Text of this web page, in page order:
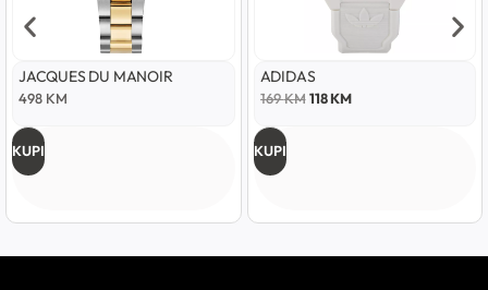
JACQUES DU MANOIR
498 KM
KUPI
ADIDAS
169KM 118KM
KUPI